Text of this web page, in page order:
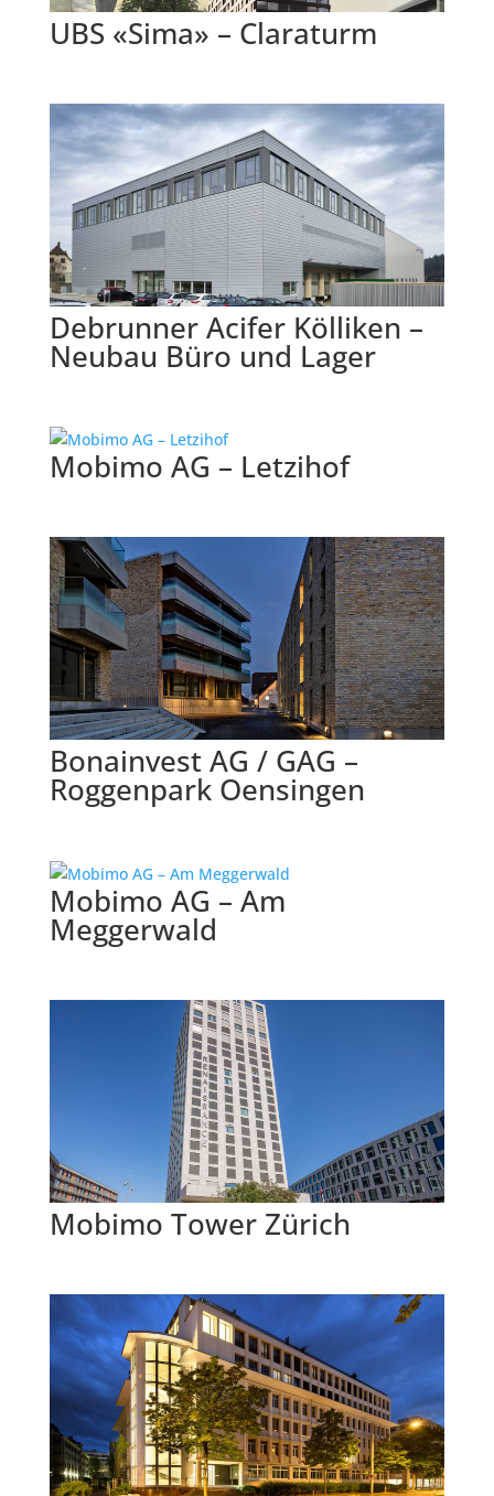
UBS «Sima» – Claraturm
Debrunner Acifer Kölliken –
Neubau Büro und Lager
Mobimo AG – Letzihof
Bonainvest AG / GAG –
Roggenpark Oensingen
Mobimo AG – Am
Meggerwald
Mobimo Tower Zürich